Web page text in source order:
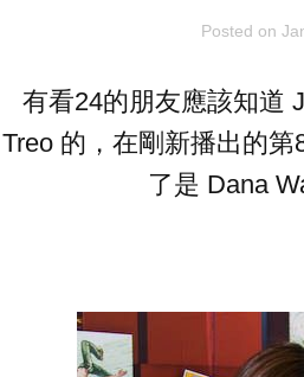
Posted on
有看24的朋友應該知道
Treo 的，在剛新播出的
了是 Dana